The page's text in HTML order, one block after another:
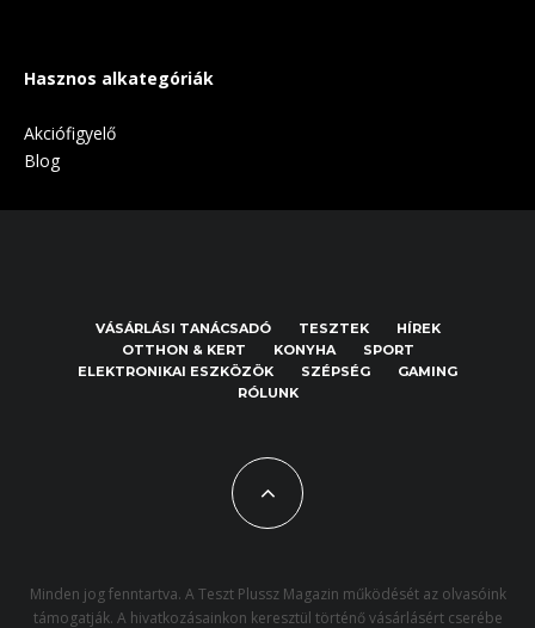
Hasznos alkategóriák
Akciófigyelő
Blog
VÁSÁRLÁSI TANÁCSADÓ TESZTEK
HÍREK
OTTHON & KERT
KONYHA
SPORT
ELEKTRONIKAI ESZKÖZÖK
SZÉPSÉG
GAMING
RÓLUNK
Minden jog fenntartva. A Teszt Plussz Magazin működését az olvasóink
támogatják. A hivatkozásainkon keresztül történő vásárlásért cserébe